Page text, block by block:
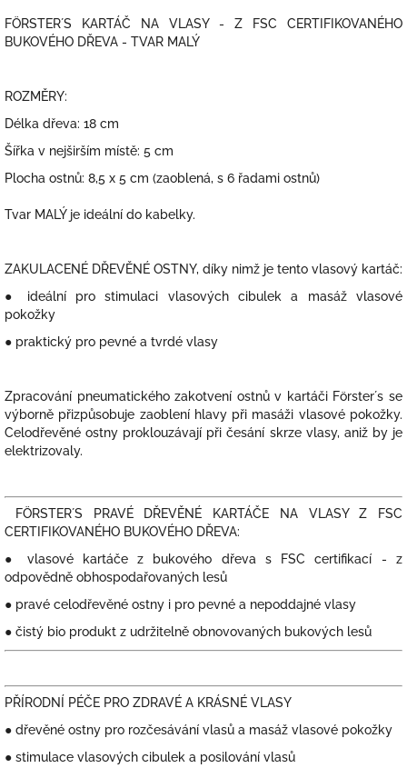
FÖRSTER´S KARTÁČ NA VLASY - Z FSC CERTIFIKOVANÉHO
BUKOVÉHO DŘEVA - TVAR MALÝ
ROZMĚRY:
Délka dřeva: 18 cm
Šířka v nejširším místě: 5 cm
Plocha ostnů: 8,5 x 5 cm (zaoblená, s 6 řadami ostnů)
Tvar MALÝ je ideální do kabelky.
ZAKULACENÉ DŘEVĚNÉ OSTNY, díky nimž je tento vlasový kartáč:
● ideální pro stimulaci vlasových cibulek a masáž vlasové
pokožky
● praktický pro pevné a tvrdé vlasy
Zpracování pneumatického zakotvení ostnů v kartáči Förster´s se
výborně přizpůsobuje zaoblení hlavy při masáži vlasové pokožky.
Celodřevěné ostny proklouzávají při česání skrze vlasy, aniž by je
elektrizovaly.
FÖRSTER´S PRAVÉ DŘEVĚNÉ KARTÁČE NA VLASY Z FSC
CERTIFIKOVANÉHO BUKOVÉHO DŘEVA:
● vlasové kartáče z bukového dřeva s FSC certifikací - z
odpovědně obhospodařovaných lesů
● pravé celodřevěné ostny i pro pevné a nepoddajné vlasy
● čistý bio produkt z udržitelně obnovovaných bukových lesů
PŘÍRODNÍ PÉČE PRO ZDRAVÉ A KRÁSNÉ VLASY
● dřevěné ostny pro rozčesávání vlasů a masáž vlasové pokožky
● stimulace vlasových cibulek a posilování vlasů